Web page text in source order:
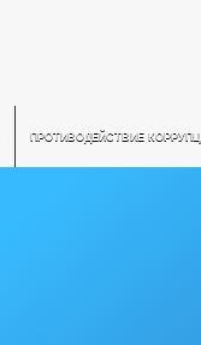
ПРОТИВОДЕЙСТВИЕ